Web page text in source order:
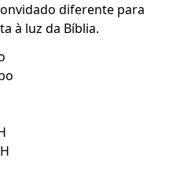
diferente para
à luz da Bíblia.